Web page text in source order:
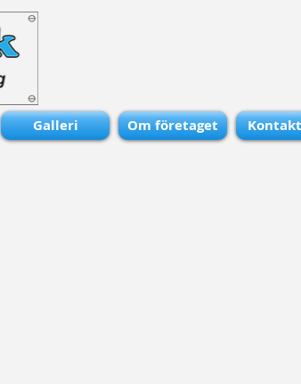
Galleri Om företaget